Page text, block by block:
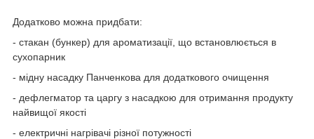
Додатково можна придбати:
- стакан (бункер) для ароматизації, що встановлюється в
сухопарник
- мідну насадку Панченкова для додаткового очищення
- дефлегматор та царгу з насадкою для отримання продукту
найвищої якості
- електричні нагрівачі різної потужності